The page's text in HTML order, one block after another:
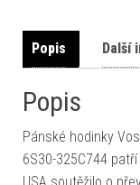
Popis Další
Popis
Pánské hodinky
6S30-325C744